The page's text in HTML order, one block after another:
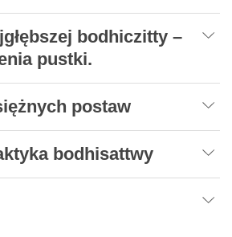
bodhiczitty –
pustki.
postaw
bodhisattwy